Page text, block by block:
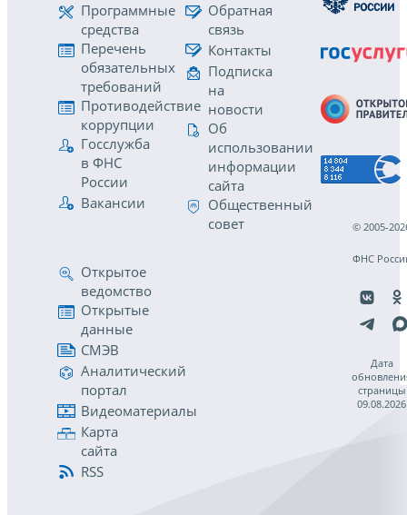
Программные
средства
Перечень
обязательных
требований
Противодействие
коррупции
Госслужба
в ФНС
России
Вакансии
Обратная
связь
Контакты
Подписка
на
новости
Об
использовании
информации
сайта
Общественный
совет
Открытое
ведомство
Открытые
данные
СМЭВ
Аналитический
портал
Видеоматериалы
Карта
сайта
RSS
© 2005-
ФНС
Дата
страницы
09.08.2026